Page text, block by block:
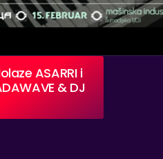
ASARRI i
& DJ